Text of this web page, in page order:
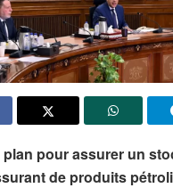
plan pour assurer un
de produits